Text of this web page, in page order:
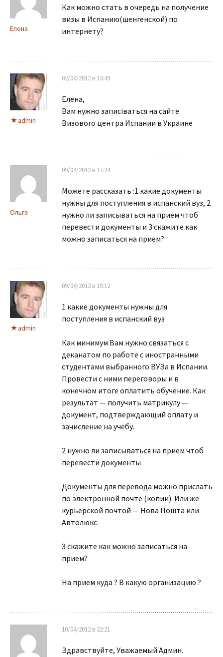
Елена
Как можно стать в очередь на получение
визы в Испанию(шенгенской) по
интернету?
admin
02/04/2012 в 13:49
Елена,
Вам нужно записіваться на сайте
Визового центра Испании в Украине
Ольга
09/04/2012 в 17:24
Можете рассказать :1 какие документы
нужны для поступления в испанский вуз, 2
нужно ли записываться на прием чтоб
перевести документы и 3 скажите как
можно записаться на прием?
admin
09/04/2012 в 19:12
1 какие документы нужны для
поступления в испанский вуз
Как минимум Вам нужно связаться с
деканатом по работе с иностранными
студентами выбранного ВУЗа в Испании.
Провести с ними переговоры и в
конечном итоге оплатить обучение. Как
результат — получить матрикулу —
документ, подтверждающий оплату и
зачисление на учебу.
2 нужно ли записываться на прием чтоб
перевести документы
Документы для перевода можно прислать
по электронной почте (копии). Или же
курьерской почтой — Нова Пошта или
Автолюкс.
3 скажите как можно записаться на
прием?
На прием куда ? В какую организацию ?
10/04/2012 в 22:21
Здравствуйте, Уважаемый Админ.